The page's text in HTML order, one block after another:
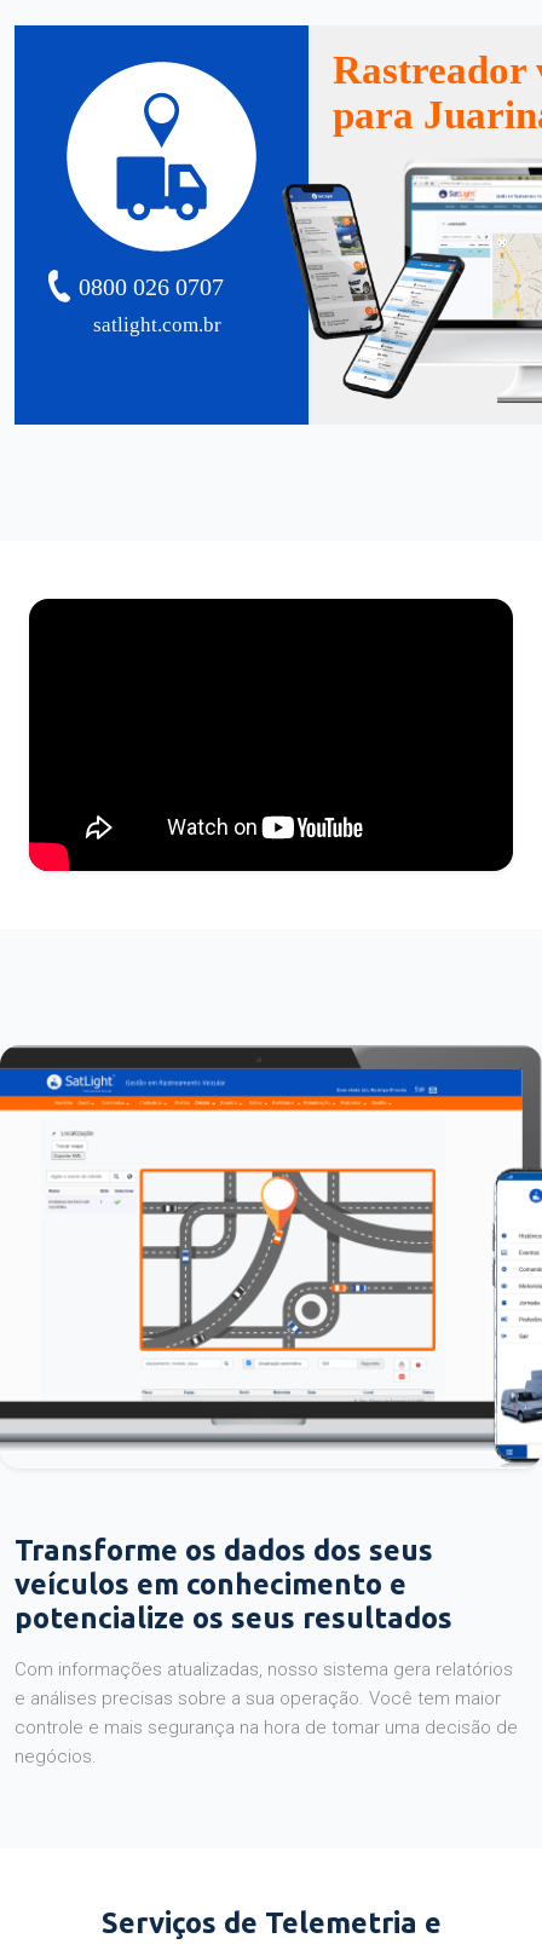
satlight.com.br
0800 026 0707
Rastreador
para
Transforme os dados dos seus
veículos em conhecimento e
potencialize os seus resultados
Com informações atualizadas, nosso sistema gera relatórios
e análises precisas sobre a sua operação. Você tem maior
controle e mais segurança na hora de tomar uma decisão de
negócios.
Serviços de Telemetria e